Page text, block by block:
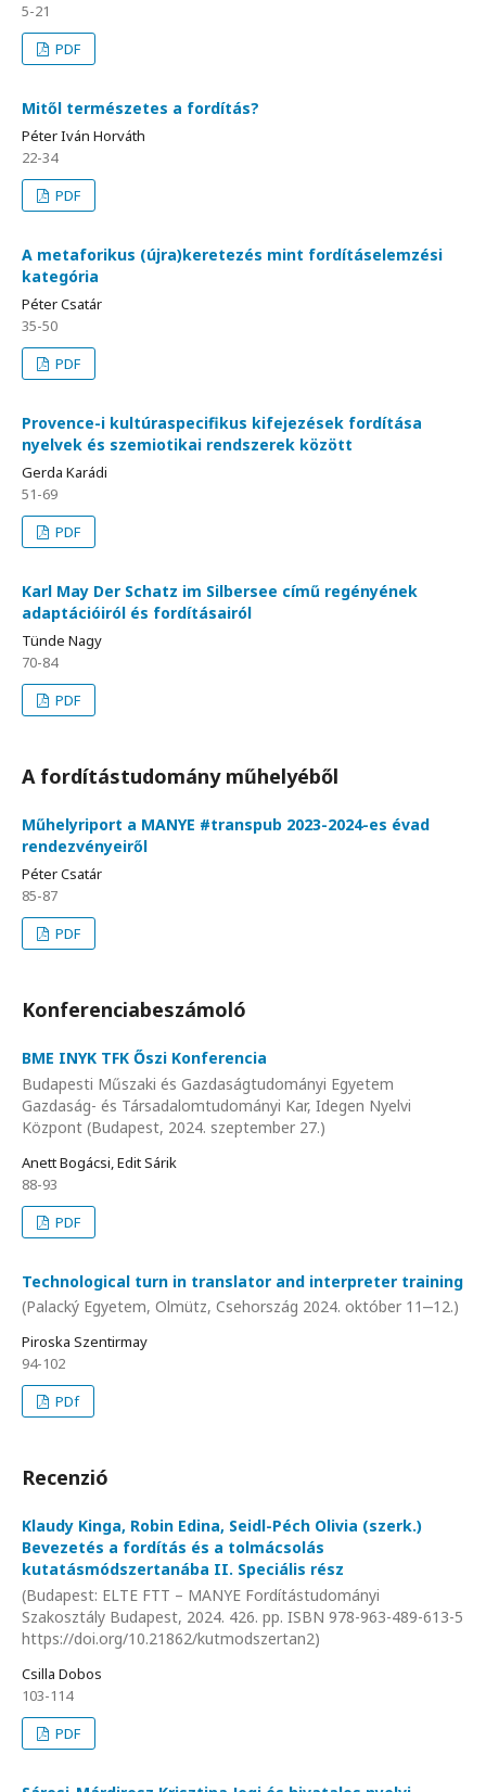
5-21
PDF
Mitől természetes a fordítás?
Péter Iván Horváth
22-34
PDF
A metaforikus (újra)keretezés mint fordításelemzési
kategória
Péter Csatár
35-50
PDF
Provence-i kultúraspecifikus kifejezések fordítása
nyelvek és szemiotikai rendszerek között
Gerda Karádi
51-69
PDF
Karl May Der Schatz im Silbersee című regényének
adaptációiról és fordításairól
Tünde Nagy
70-84
PDF
A fordítástudomány műhelyéből
Műhelyriport a MANYE #transpub 2023-2024-es évad
rendezvényeiről
Péter Csatár
85-87
PDF
Konferenciabeszámoló
BME INYK TFK Őszi Konferencia
Budapesti Műszaki és Gazdaságtudományi Egyetem
Gazdaság- és Társadalomtudományi Kar, Idegen Nyelvi
Központ (Budapest, 2024. szeptember 27.)
Anett Bogácsi, Edit Sárik
88-93
PDF
Technological turn in translator and interpreter training
(Palacký Egyetem, Olmütz, Csehország 2024. október 11‒12.)
Piroska Szentirmay
94-102
PDf
Recenzió
Klaudy Kinga, Robin Edina, Seidl-Péch Olivia (szerk.)
Bevezetés a fordítás és a tolmácsolás
kutatásmódszertanába II. Speciális rész
(Budapest: ELTE FTT – MANYE Fordítástudományi
Szakosztály Budapest, 2024. 426. pp. ISBN 978-963-489-613-5
https://doi.org/10.21862/kutmodszertan2)
Csilla Dobos
103-114
PDF